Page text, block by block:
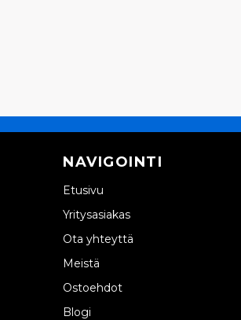
NAVIGOINTI
Etusivu
Yritysasiakas
Ota yhteyttä
Meistä
Ostoehdot
Blogi